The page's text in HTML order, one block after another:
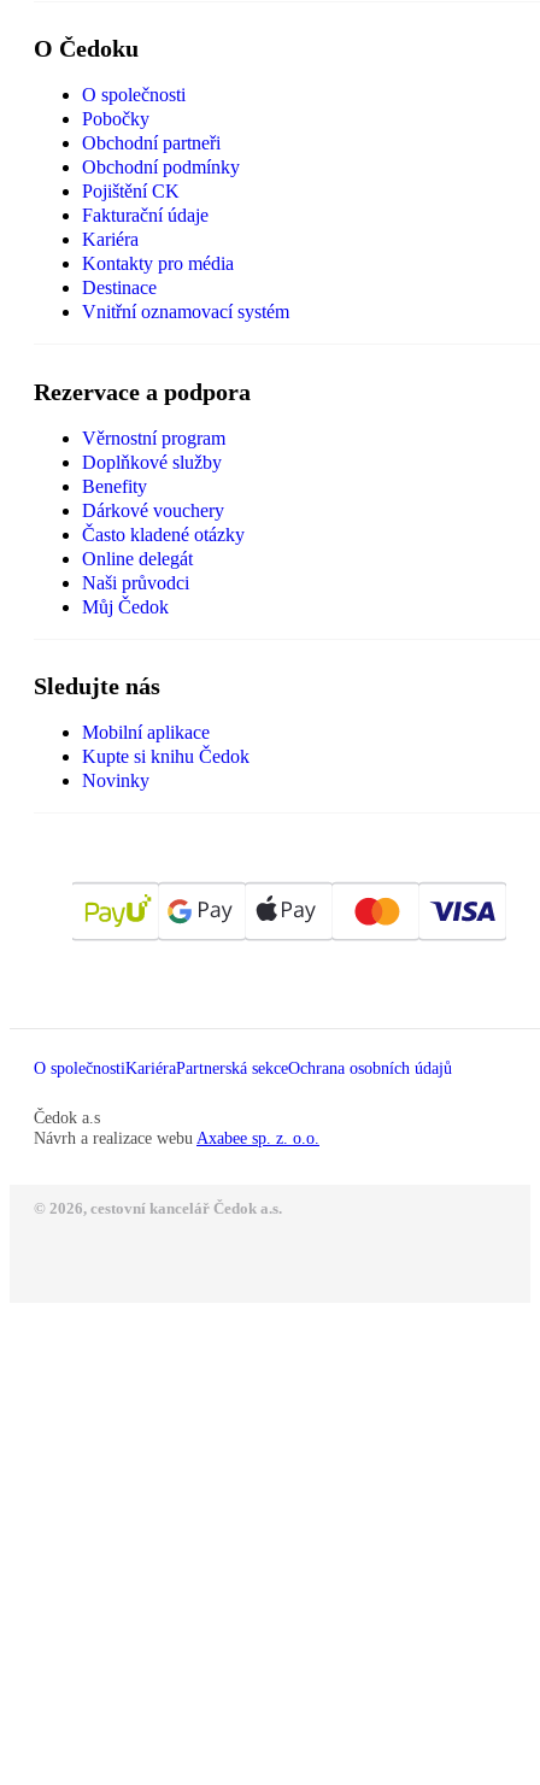
O Čedoku
O společnosti
Pobočky
Obchodní partneři
Obchodní podmínky
Pojištění CK
Fakturační údaje
Kariéra
Kontakty pro média
Destinace
Vnitřní oznamovací systém
Rezervace a podpora
Věrnostní program
Doplňkové služby
Benefity
Dárkové vouchery
Často kladené otázky
Online delegát
Naši průvodci
Můj Čedok
Sledujte nás
Mobilní aplikace
Kupte si knihu Čedok
Novinky
O společnostiKariéraPartnerská sekceOchrana osobních údajů
Čedok a.s
Návrh a realizace webu Axabee sp. z. o.o.
© 2026, cestovní kancelář Čedok a.s.